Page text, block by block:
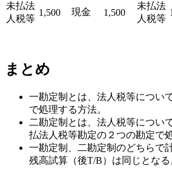
未払法
人税等
1,500 現金 1,500
未払法
人税等
まとめ
一勘定制とは、法人税等につい
で処理する方法。
二勘定制とは、法人税等につい
払法人税等勘定の２つの勘定で
一勘定制、二勘定制のどちらで
残高試算（後T/B）は同じとなる